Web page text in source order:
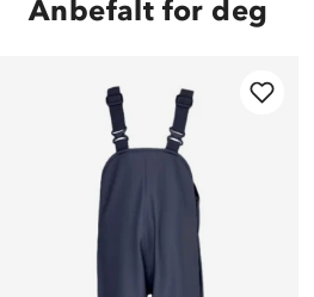
Anbefalt for deg